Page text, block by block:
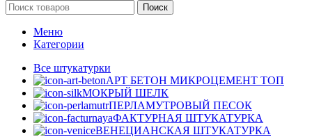
Поиск
Меню
Категории
Все штукатурки
АРТ БЕТОН МИКРОЦЕМЕНТ ТОП
МОКРЫЙ ШЕЛК
ПЕРЛАМУТРОВЫЙ ПЕСОК
ФАКТУРНАЯ ШТУКАТУРКА
ВЕНЕЦИАНСКАЯ ШТУКАТУРКА